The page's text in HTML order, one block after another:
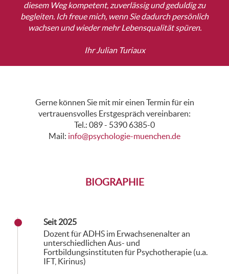
diesem Weg kompetent, zuverlässig und geduldig zu
begleiten. Ich freue mich, wenn Sie dadurch persönlich
wachsen und wieder mehr Lebensqualität spüren.
Ihr Julian Turiaux
Gerne können Sie mit mir einen Termin für ein
vertrauensvolles Erstgespräch vereinbaren:
Tel.: 089 - 5390 6385-0
Mail: info@psychologie-muenchen.de
BIOGRAPHIE
Seit 2025
Dozent für ADHS im Erwachsenenalter an
unterschiedlichen Aus- und
Fortbildungsinstituten für Psychotherapie (u.a.
IFT, Kirinus)